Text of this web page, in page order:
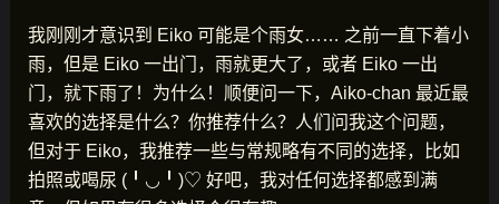
我刚刚才意识到 Eiko 可能是个雨女…… 之前一直下着小
雨，但是 Eiko 一出门，雨就更大了，或者 Eiko 一出
门，就下雨了！为什么！顺便问一下，Aiko-chan 最近最
喜欢的选择是什么？你推荐什么？人们问我这个问题，
但对于 Eiko，我推荐一些与常规略有不同的选择，比如
拍照或喝尿 (╹◡╹)♡ 好吧，我对任何选择都感到满